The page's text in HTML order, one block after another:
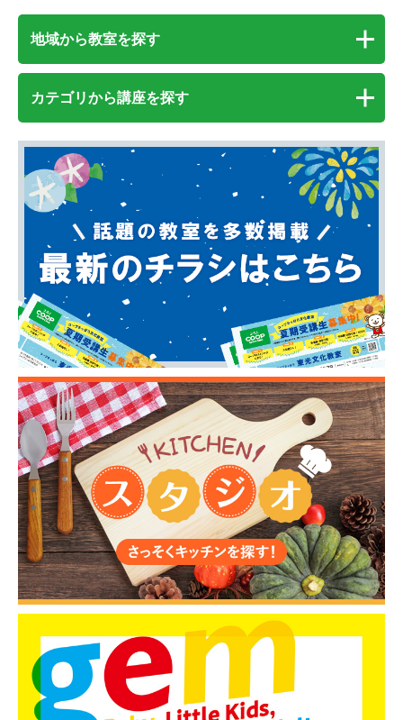
地域から教室を探す
カテゴリから講座を探す